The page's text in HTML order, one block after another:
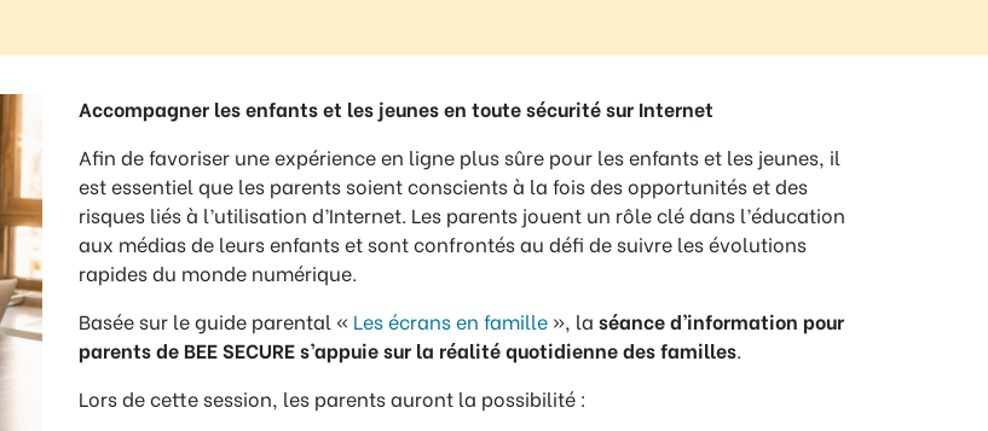
Accompagner les enfants et les jeunes en toute sécurité sur Internet
Afin de favoriser une expérience en ligne plus sûre pour les enfants et les jeunes, il
est essentiel que les parents soient conscients à la fois des opportunités et des
risques liés à l’utilisation d’Internet. Les parents jouent un rôle clé dans l’éducation
aux médias de leurs enfants et sont confrontés au défi de suivre les évolutions
rapides du monde numérique.
Basée sur le guide parental « Les écrans en famille », la séance d’information pour
parents de BEE SECURE s’appuie sur la réalité quotidienne des familles.
Lors de cette session, les parents auront la possibilité :